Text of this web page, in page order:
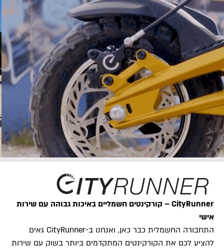
CityRunner – קורקינטים חשמליים באיכות גבוהה עם שירות
אישי
התחבורה החשמלית כבר כאן, ואנחנו ב-CityRunner גאים
להציע לכם את הקורקינטים המתקדמים ביותר בשוק עם שירות